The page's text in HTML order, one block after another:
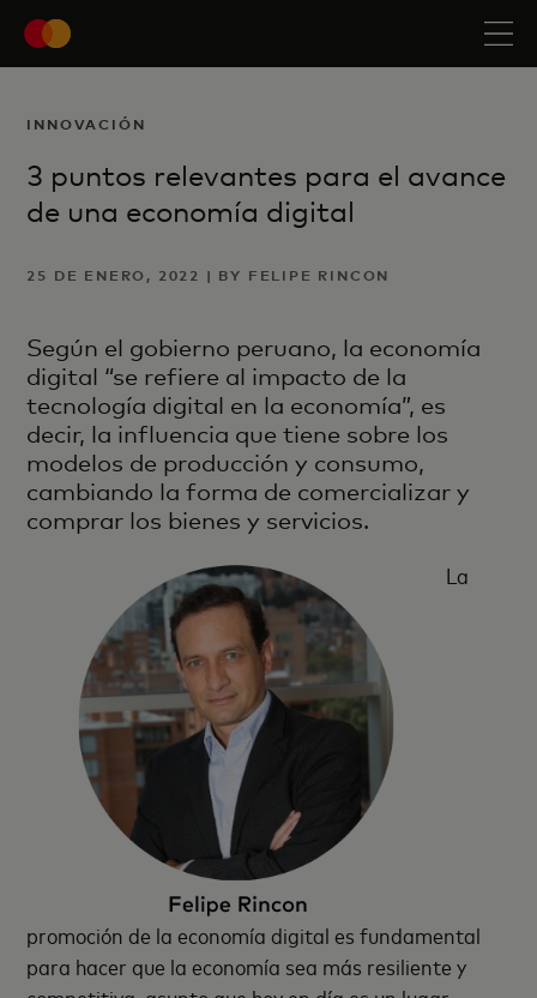
INNOVACIÓN
3 puntos relevantes para el avance
de una economía digital
25 DE ENERO, 2022 | BY FELIPE RINCON
Según el gobierno peruano, la economía
digital “se refiere al impacto de la
tecnología digital en la economía”, es
decir, la influencia que tiene sobre los
modelos de producción y consumo,
cambiando la forma de comercializar y
comprar los bienes y servicios.
La
promoción de la economía digital es fundamental
para hacer que la economía sea más resiliente y